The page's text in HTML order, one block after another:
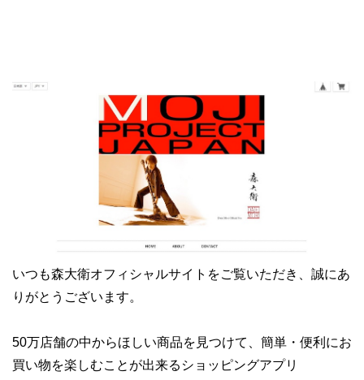
いつも森大衛オフィシャルサイトをご覧いただき、誠にあ
りがとうございます。
50万店舗の中からほしい商品を見つけて、簡単・便利にお
買い物を楽しむことが出来るショッピングアプリ